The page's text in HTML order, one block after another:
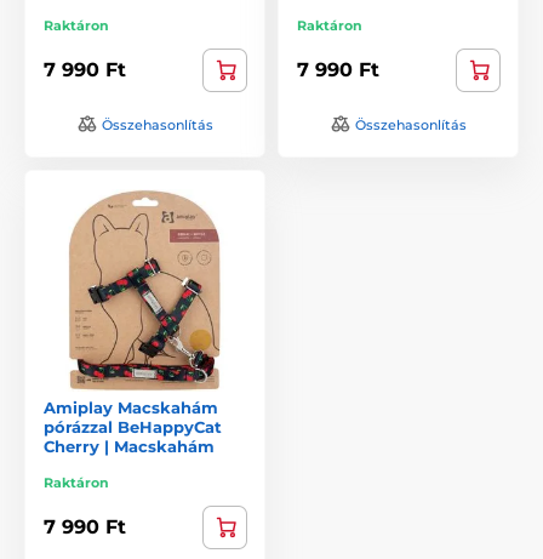
Raktáron
7 990 Ft
Összehasonlítás
Raktáron
7 990 Ft
Összehasonlítás
Amiplay Macskahám
pórázzal BeHappyCat
Cherry | Macskahám
Raktáron
7 990 Ft